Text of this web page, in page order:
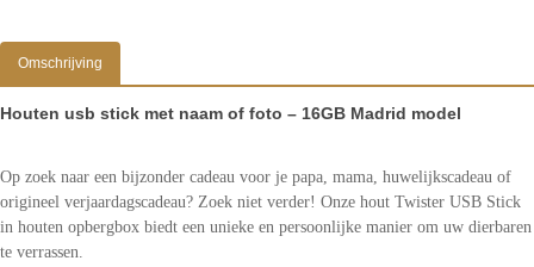
Omschrijving
Houten usb stick met naam of foto – 16GB Madrid model
Op zoek naar een bijzonder cadeau voor je papa, mama, huwelijkscadeau of
origineel verjaardagscadeau? Zoek niet verder! Onze hout Twister USB Stick
in houten opbergbox biedt een unieke en persoonlijke manier om uw dierbaren
te verrassen.